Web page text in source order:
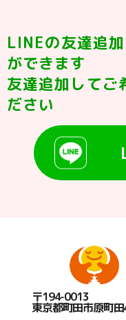
LINEの友達追
ができます
友達追加してご
ださい
〒194-0013
東京都町田市原町